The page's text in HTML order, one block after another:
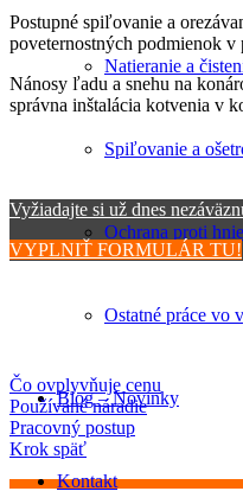
Natieranie a
Spiľovanie a
Ochrana proti
Ostatné práce vo
Blog – Novinky
Kontakt
Postupné spiľovanie a
poveternostných podmienok v
Nánosy ľadu a snehu na
správna inštalácia kotvenia v
Vyžiadajte si už dnes
VYPLNIŤ FORMULÁR TU!
Čo ovplyvňuje cenu
Používané náradie
Pracovný postup
Krok späť